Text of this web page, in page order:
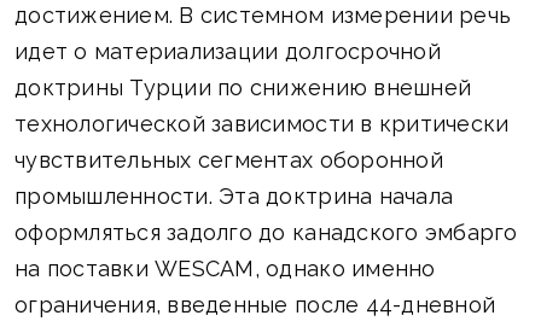
достижением. В системном измерении речь
идет о материализации долгосрочной
доктрины Турции по снижению внешней
технологической зависимости в критически
чувствительных сегментах оборонной
промышленности. Эта доктрина начала
оформляться задолго до канадского эмбарго
на поставки WESCAM, однако именно
ограничения, введенные после 44-дневной